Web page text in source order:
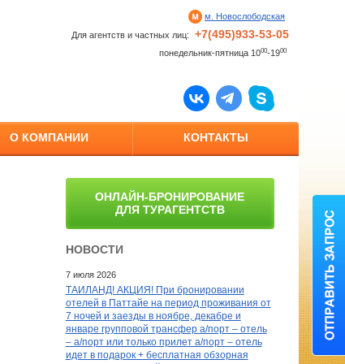
м. Новослободская
Для агентств и частных лиц:
+7(495)933-53-05
понедельник-пятница 1000-1900
О КОМПАНИИ КОНТАКТЫ
ОНЛАЙН-БРОНИРОВАНИЕ
ДЛЯ ТУРАГЕНТСТВ
НОВОСТИ
7 июля 2026
ТАИЛАНД! АКЦИЯ! При бронировании
отелей в Паттайе на период проживания от
7 ночей и заезды в ноябре, декабре и
январе групповой трансфер а/порт – отель
– а/порт или только прилет а/порт – отель
идет в подарок + бесплатная обзорная